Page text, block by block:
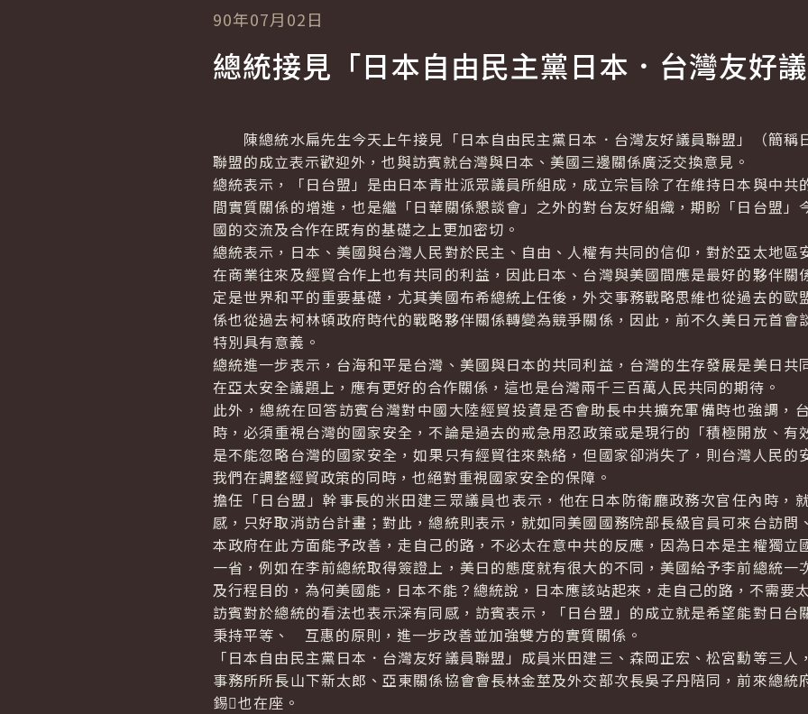
90年07月02日
總統接見「日本自由民主黨日本．台灣友好
陳總統水扁先生今天上午接見「日本自由民主黨日本．台灣友好議員聯盟」（簡稱
聯盟的成立表示歡迎外，也與訪賓就台灣與日本、美國三邊關係廣泛交換意見。
總統表示，「日台盟」是由日本青壯派眾議員所組成，成立宗旨除了在維持日本與中共
間實質關係的增進，也是繼「日華關係懇談會」之外的對台友好組織，期盼「日台盟」
國的交流及合作在既有的基礎之上更加密切。
總統表示，日本、美國與台灣人民對於民主、自由、人權有共同的信仰，對於亞太地區
在商業往來及經貿合作上也有共同的利益，因此日本、台灣與美國間應是最好的夥伴關
定是世界和平的重要基礎，尤其美國布希總統上任後，外交事務戰略思維也從過去的歐
係也從過去柯林頓政府時代的戰略夥伴關係轉變為競爭關係，因此，前不久美日元首會
特別具有意義。
總統進一步表示，台海和平是台灣、美國與日本的共同利益，台灣的生存發展是美日共
在亞太安全議題上，應有更好的合作關係，這也是台灣兩千三百萬人民共同的期待。
此外，總統在回答訪賓台灣對中國大陸經貿投資是否會助長中共擴充軍備時也強調，
時，必須重視台灣的國家安全，不論是過去的戒急用忍政策或是現行的「積極開放、有
是不能忽略台灣的國家安全，如果只有經貿往來熱絡，但國家卻消失了，則台灣人民的
我們在調整經貿政策的同時，也絕對重視國家安全的保障。
擔任「日台盟」幹事長的米田建三眾議員也表示，他在日本防衛廳政務次官任內時，
感，只好取消訪台計畫；對此，總統則表示，就如同美國國務院部長級官員可來台訪問
本政府在此方面能予改善，走自己的路，不必太在意中共的反應，因為日本是主權獨立
一省，例如在李前總統取得簽證上，美日的態度就有很大的不同，美國給予李前總統一
及行程目的，為何美國能，日本不能？總統說，日本應該站起來，走自己的路，不需要
訪賓對於總統的看法也表示深有同感，訪賓表示，「日台盟」的成立就是希望能對日台
秉持平等、 互惠的原則，進一步改善並加強雙方的實質關係。
「日本自由民主黨日本．台灣友好議員聯盟」成員米田建三、森岡正宏、松宮勳等三
事務所所長山下新太郎、亞東關係協會會長林金莖及外交部次長吳子丹陪同，前來總統
錫也在座。